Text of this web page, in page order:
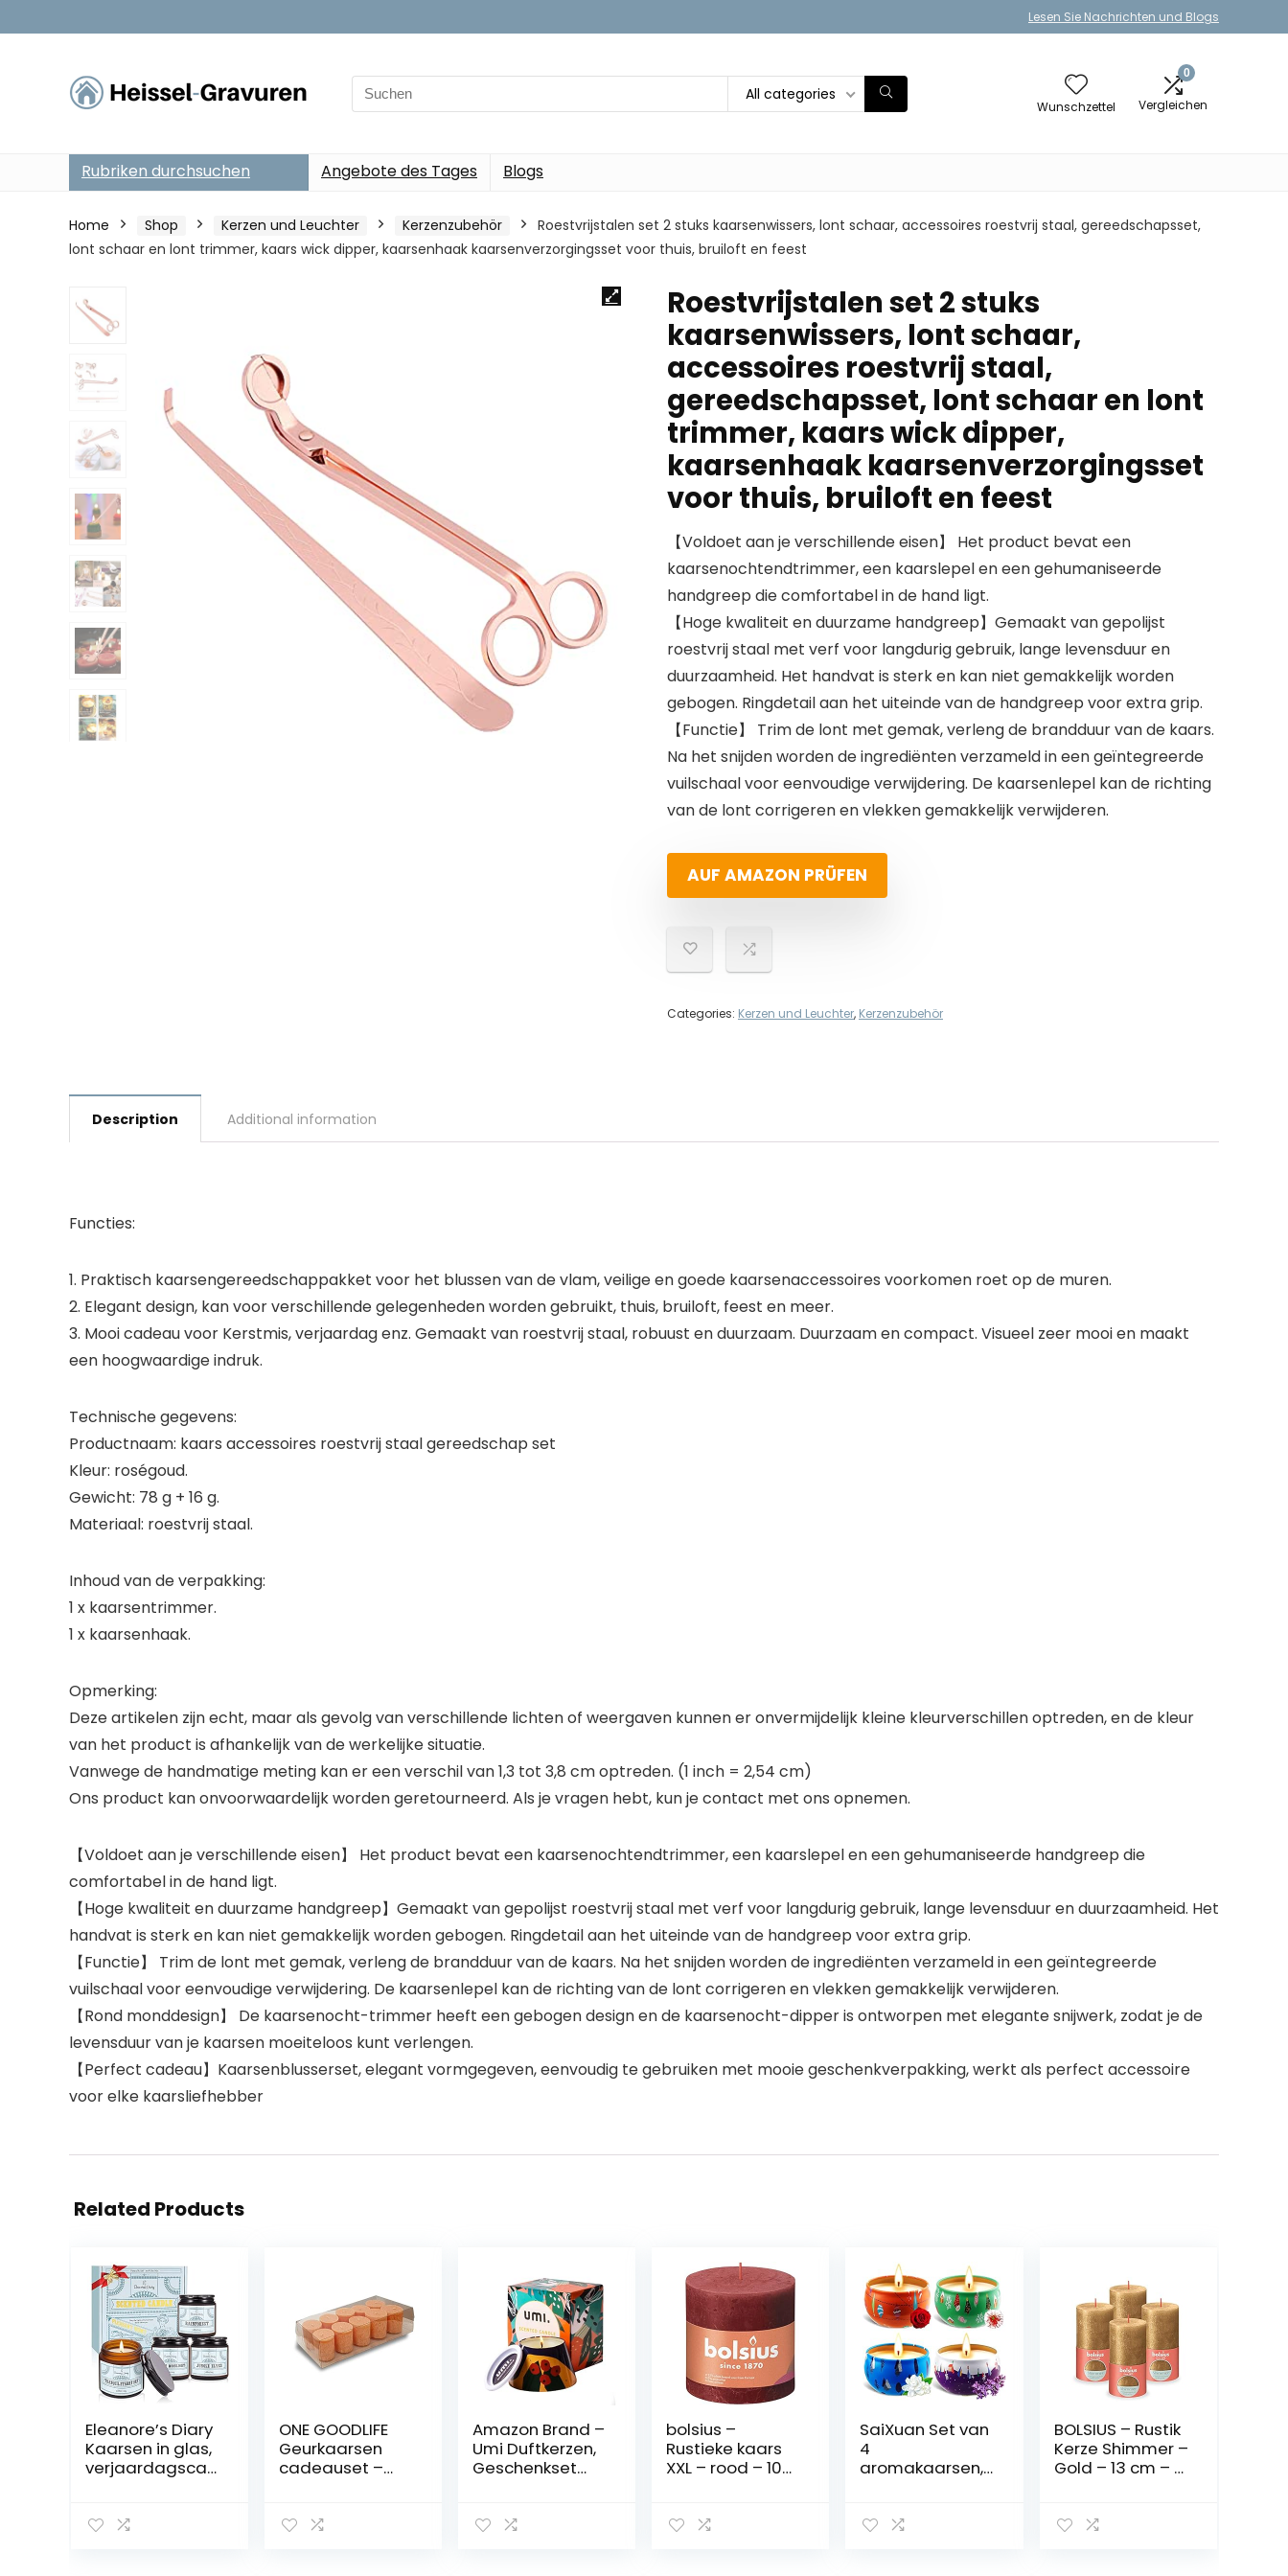
Lesen Sie Nachrichten und Blogs
Search
for:
All categories
Wunschzettel
0
Vergleichen
Rubriken durchsuchen Angebote des Tages Blogs
Home Shop Kerzen und Leuchter Kerzenzubehör
Roestvrijstalen set 2 stuks kaarsenwissers, lont schaar, accessoires roestvrij staal, gereedschapsset,
lont schaar en lont trimmer, kaars wick dipper, kaarsenhaak kaarsenverzorgingsset voor thuis, bruiloft en feest
Roestvrijstalen set 2 stuks
kaarsenwissers, lont schaar,
accessoires roestvrij staal,
gereedschapsset, lont schaar en lont
trimmer, kaars wick dipper,
kaarsenhaak kaarsenverzorgingsset
voor thuis, bruiloft en feest
【Voldoet aan je verschillende eisen】 Het product bevat een
kaarsenochtendtrimmer, een kaarslepel en een gehumaniseerde
handgreep die comfortabel in de hand ligt.
【Hoge kwaliteit en duurzame handgreep】Gemaakt van gepolijst
roestvrij staal met verf voor langdurig gebruik, lange levensduur en
duurzaamheid. Het handvat is sterk en kan niet gemakkelijk worden
gebogen. Ringdetail aan het uiteinde van de handgreep voor extra grip.
【Functie】 Trim de lont met gemak, verleng de brandduur van de kaars.
Na het snijden worden de ingrediënten verzameld in een geïntegreerde
vuilschaal voor eenvoudige verwijdering. De kaarsenlepel kan de richting
van de lont corrigeren en vlekken gemakkelijk verwijderen.
AUF AMAZON PRÜFEN
Categories: Kerzen und Leuchter, Kerzenzubehör
Description Additional information
Functies:
1. Praktisch kaarsengereedschappakket voor het blussen van de vlam, veilige en goede kaarsenaccessoires voorkomen roet op de muren.
2. Elegant design, kan voor verschillende gelegenheden worden gebruikt, thuis, bruiloft, feest en meer.
3. Mooi cadeau voor Kerstmis, verjaardag enz. Gemaakt van roestvrij staal, robuust en duurzaam. Duurzaam en compact. Visueel zeer mooi en maakt
een hoogwaardige indruk.
Technische gegevens:
Productnaam: kaars accessoires roestvrij staal gereedschap set
Kleur: roségoud.
Gewicht: 78 g + 16 g.
Materiaal: roestvrij staal.
Inhoud van de verpakking:
1 x kaarsentrimmer.
1 x kaarsenhaak.
Opmerking:
Deze artikelen zijn echt, maar als gevolg van verschillende lichten of weergaven kunnen er onvermijdelijk kleine kleurverschillen optreden, en de kleur
van het product is afhankelijk van de werkelijke situatie.
Vanwege de handmatige meting kan er een verschil van 1,3 tot 3,8 cm optreden. (1 inch = 2,54 cm)
Ons product kan onvoorwaardelijk worden geretourneerd. Als je vragen hebt, kun je contact met ons opnemen.
【Voldoet aan je verschillende eisen】 Het product bevat een kaarsenochtendtrimmer, een kaarslepel en een gehumaniseerde handgreep die
comfortabel in de hand ligt.
【Hoge kwaliteit en duurzame handgreep】Gemaakt van gepolijst roestvrij staal met verf voor langdurig gebruik, lange levensduur en duurzaamheid. Het
handvat is sterk en kan niet gemakkelijk worden gebogen. Ringdetail aan het uiteinde van de handgreep voor extra grip.
【Functie】 Trim de lont met gemak, verleng de brandduur van de kaars. Na het snijden worden de ingrediënten verzameld in een geïntegreerde
vuilschaal voor eenvoudige verwijdering. De kaarsenlepel kan de richting van de lont corrigeren en vlekken gemakkelijk verwijderen.
【Rond monddesign】 De kaarsenocht-trimmer heeft een gebogen design en de kaarsenocht-dipper is ontworpen met elegante snijwerk, zodat je de
levensduur van je kaarsen moeiteloos kunt verlengen.
【Perfect cadeau】Kaarsenblusserset, elegant vormgegeven, eenvoudig te gebruiken met mooie geschenkverpakking, werkt als perfect accessoire
voor elke kaarsliefhebber
Related Products
Eleanore’s Diary
Kaarsen in glas,
verjaardagscad
aromatherapie
ONE GOODLIFE
Geurkaarsen
cadeauset –
stuks
Amazon Brand –
Umi Duftkerzen,
Geschenkset
Soja-Wachs,
bolsius –
Rustieke kaars
XXL – rood – 10
de rustieke
SaiXuan Set van
4
aromakaarsen,
Kerstmis,
BOLSIUS – Rustik
Kerze Shimmer –
Gold – 13 cm – 4